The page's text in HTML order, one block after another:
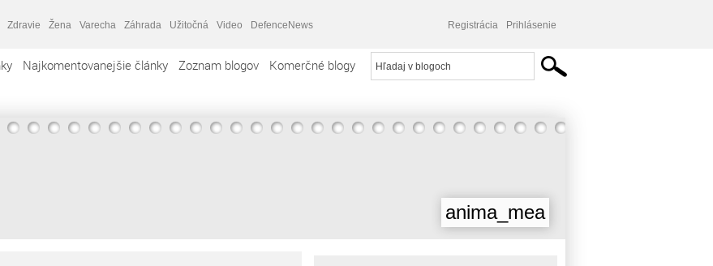
Zdravie Žena Varecha Záhrada Užitočná Video DefenceNews Registrácia Prihlásenie
Najkomentovanejšie články Zoznam blogov Komerčné blogy
anima_mea